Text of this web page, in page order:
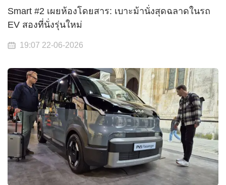
Smart #2 เผยห้องโดยสาร: เบาะม้านั่งสุดฉลาดในรถ
EV สองที่นั่งรุ่นใหม่
19:07 22-06-2026